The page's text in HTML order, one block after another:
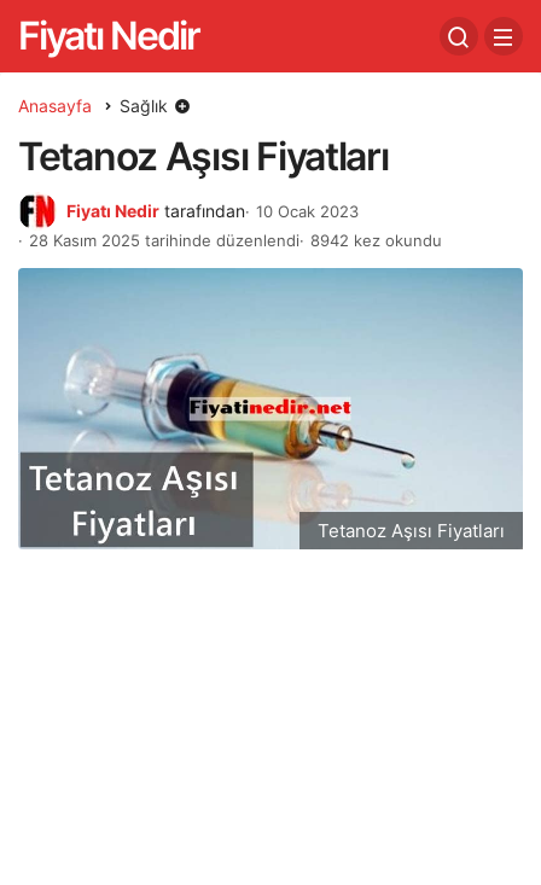
Fiyatı Nedir
Anasayfa Sağlık
Tetanoz Aşısı Fiyatları
Fiyatı Nedir tarafından 10 Ocak 2023
28 Kasım 2025 tarihinde düzenlendi
8942 kez okundu
Tetanoz Aşısı Fiyatları